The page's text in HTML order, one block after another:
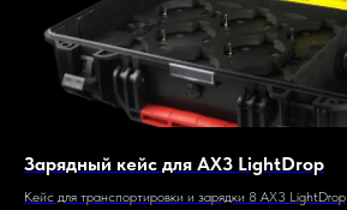
Зарядный кейс для AX3 LightDrop
Кейс для транспортировки и зарядки 8 AX3 LightDrop